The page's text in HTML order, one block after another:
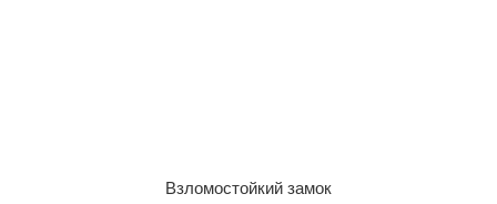
Взломостойкий замок